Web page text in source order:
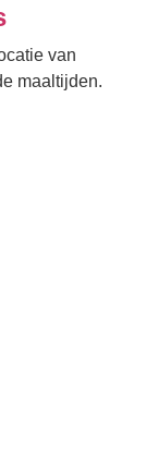
van
maaltijden.